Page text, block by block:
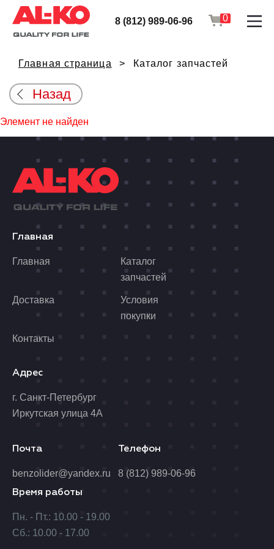
8 (812) 989-06-96 0
Главная страница Каталог запчастей
Назад
Элемент не найден
Главная
Главная
Каталог
запчастей
Доставка
Условия
покупки
Контакты
Адрес
г. Санкт-Петербург
Иркутская улица 4А
Время работы
Пн. - Пт.: 10.00 - 19.00
Сб.: 10.00 - 17.00
Почта
benzolider@yandex.ru
Телефон
8 (812) 989-06-96